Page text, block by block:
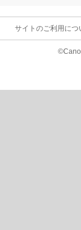
サイトのご利用につ